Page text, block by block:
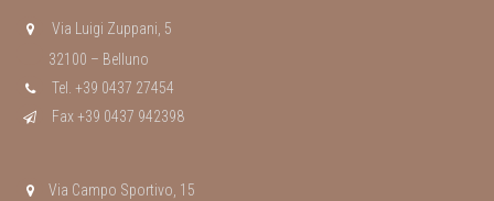
Via Luigi Zuppani, 5
32100 – Belluno
Tel. +39 0437 27454
Fax +39 0437 942398
Via Campo Sportivo, 15